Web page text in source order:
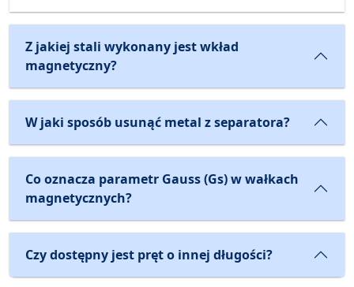
Z jakiej stali wykonany jest wkład
magnetyczny?
W jaki sposób usunąć metal z separatora?
Co oznacza parametr Gauss (Gs) w wałkach
magnetycznych?
Czy dostępny jest pręt o innej długości?